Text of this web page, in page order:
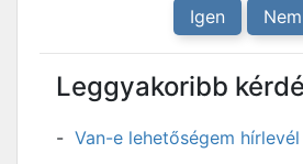
Igen Nem
Leggyakoribb
Van-e lehetőségem